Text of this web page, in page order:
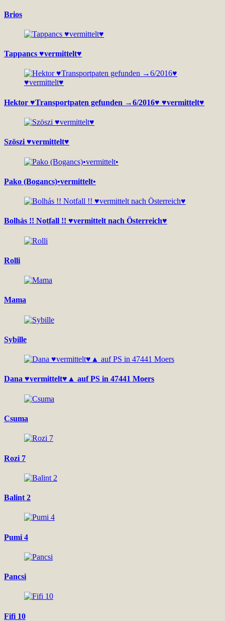
Brios
Tappancs ♥vermittelt♥
Hektor ♥Transportpaten gefunden →6/2016♥ ♥vermittelt♥
Szöszi ♥vermittelt♥
Pako (Bogancs)•vermittelt•
Bolhás !! Notfall !! ♥vermittelt nach Österreich♥
Rolli
Mama
Sybille
Dana ♥vermittelt♥▲ auf PS in 47441 Moers
Csuma
Rozi 7
Balint 2
Pumi 4
Pancsi
Fifi 10